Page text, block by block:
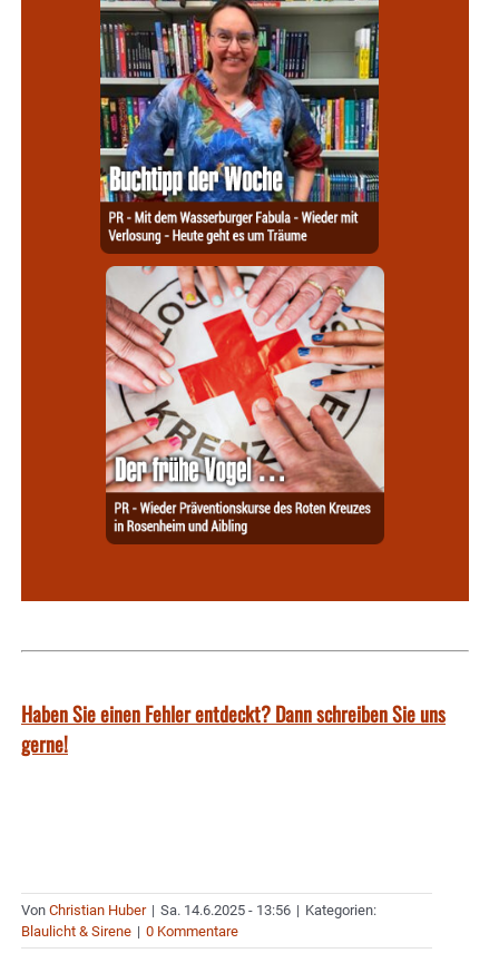
Haben Sie einen Fehler entdeckt? Dann schreiben Sie uns
gerne!
Von Christian Huber | Sa. 14.6.2025 - 13:56 | Kategorien:
Blaulicht & Sirene | 0 Kommentare